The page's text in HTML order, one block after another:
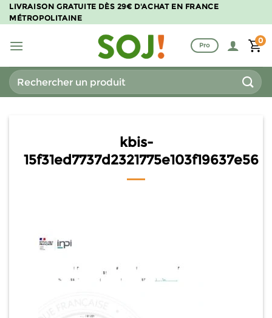
Passer
au
LIVRAISON GRATUITE DÈS 29€ D'ACHAT EN FRANCE
MÉTROPOLITAINE
Pro
0
Recherche
pour :
kbis-
15f31ed7737d2321775e103f19637e56